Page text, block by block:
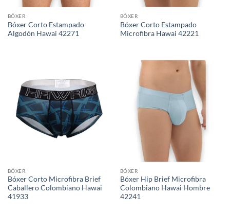
BÓXER
Bóxer Corto Estampado
Algodón Hawai 42271
BÓXER
Bóxer Corto Estampado
Microfibra Hawai 42221
BÓXER
Bóxer Corto Microfibra Brief
Caballero Colombiano Hawai
41933
BÓXER
Bóxer Hip Brief Microfibra
Colombiano Hawai Hombre
42241